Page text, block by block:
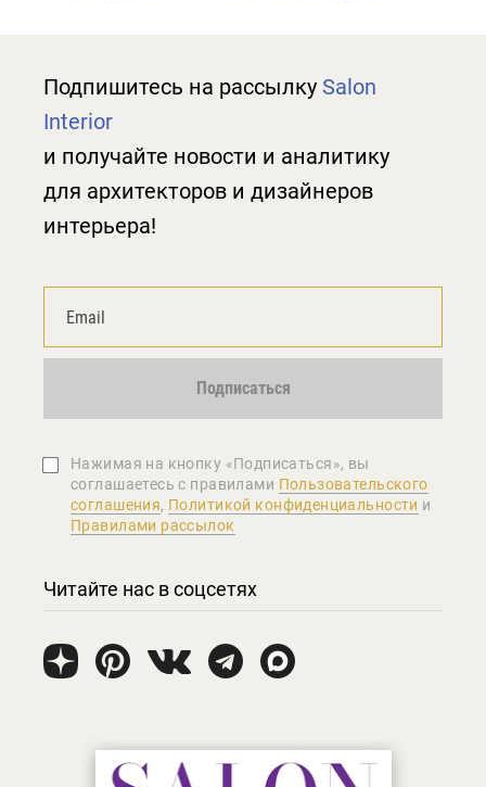
Подпишитесь на рассылку Salon
Interior
и получайте новости и аналитику
для архитекторов и дизайнеров
интерьера!
Подписаться
Нажимая на кнопку «Подписаться», вы
соглашаетеcь с правилами Пользовательского
соглашения, Политикой конфиденциальности и
Правилами рассылок
Читайте нас в соцсетях